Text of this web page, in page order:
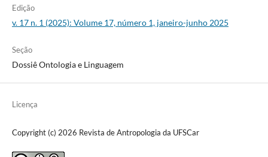
Edição
v. 17 n. 1 (2025): Volume 17, número 1, janeiro-junho 2025
Seção
Dossiê Ontologia e Linguagem
Licença
Copyright (c) 2026 Revista de Antropologia da UFSCar